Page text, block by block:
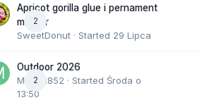
2
Apricot gorilla glue i pernament
marker
SweetDonut · Started 29 Lipca
2
Outdoor 2026
Marcel852 · Started Środa o
13:50